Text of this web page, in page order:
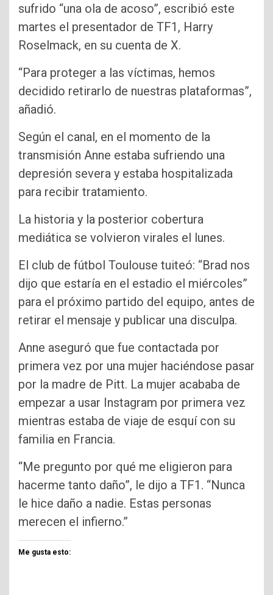
sufrido “una ola de acoso”, escribió este
martes el presentador de TF1, Harry
Roselmack, en su cuenta de X.
“Para proteger a las víctimas, hemos
decidido retirarlo de nuestras plataformas”,
añadió.
Según el canal, en el momento de la
transmisión Anne estaba sufriendo una
depresión severa y estaba hospitalizada
para recibir tratamiento.
La historia y la posterior cobertura
mediática se volvieron virales el lunes.
El club de fútbol Toulouse tuiteó: “Brad nos
dijo que estaría en el estadio el miércoles”
para el próximo partido del equipo, antes de
retirar el mensaje y publicar una disculpa.
Anne aseguró que fue contactada por
primera vez por una mujer haciéndose pasar
por la madre de Pitt. La mujer acababa de
empezar a usar Instagram por primera vez
mientras estaba de viaje de esquí con su
familia en Francia.
“Me pregunto por qué me eligieron para
hacerme tanto daño”, le dijo a TF1. “Nunca
le hice daño a nadie. Estas personas
merecen el infierno.”
Me gusta esto: